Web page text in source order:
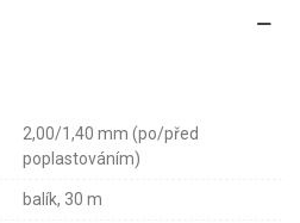
2,00/1,40 mm (po/před
poplastováním)
balík, 30 m